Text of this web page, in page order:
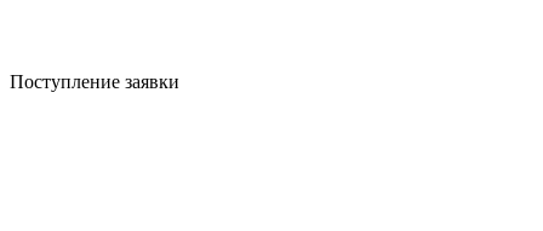
Поступление заявки